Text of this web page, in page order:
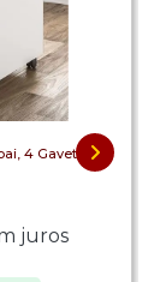
4 Gavetas,
juros